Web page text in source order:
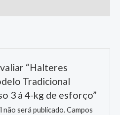
“Halteres
Tradicional
3 á 4-kg de esforço”
não será publicado.Campos